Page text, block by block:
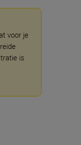
voor je
is